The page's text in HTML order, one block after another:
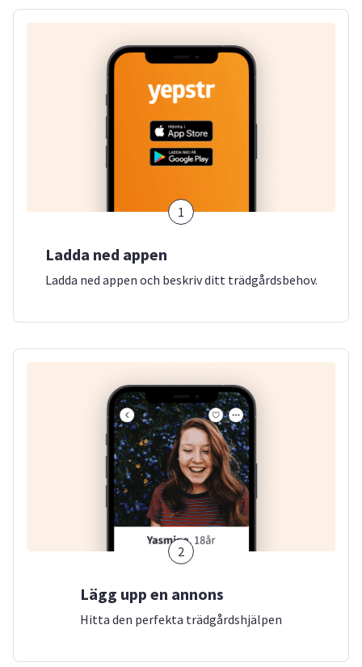
1
Ladda ned appen
Ladda ned appen och beskriv ditt trädgårdsbehov.
2
Lägg upp en annons
Hitta den perfekta trädgårdshjälpen